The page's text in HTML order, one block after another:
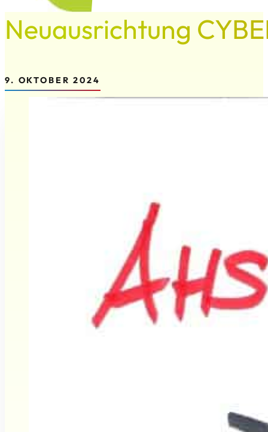
Neuausrichtung
9. OKTOBER 2024